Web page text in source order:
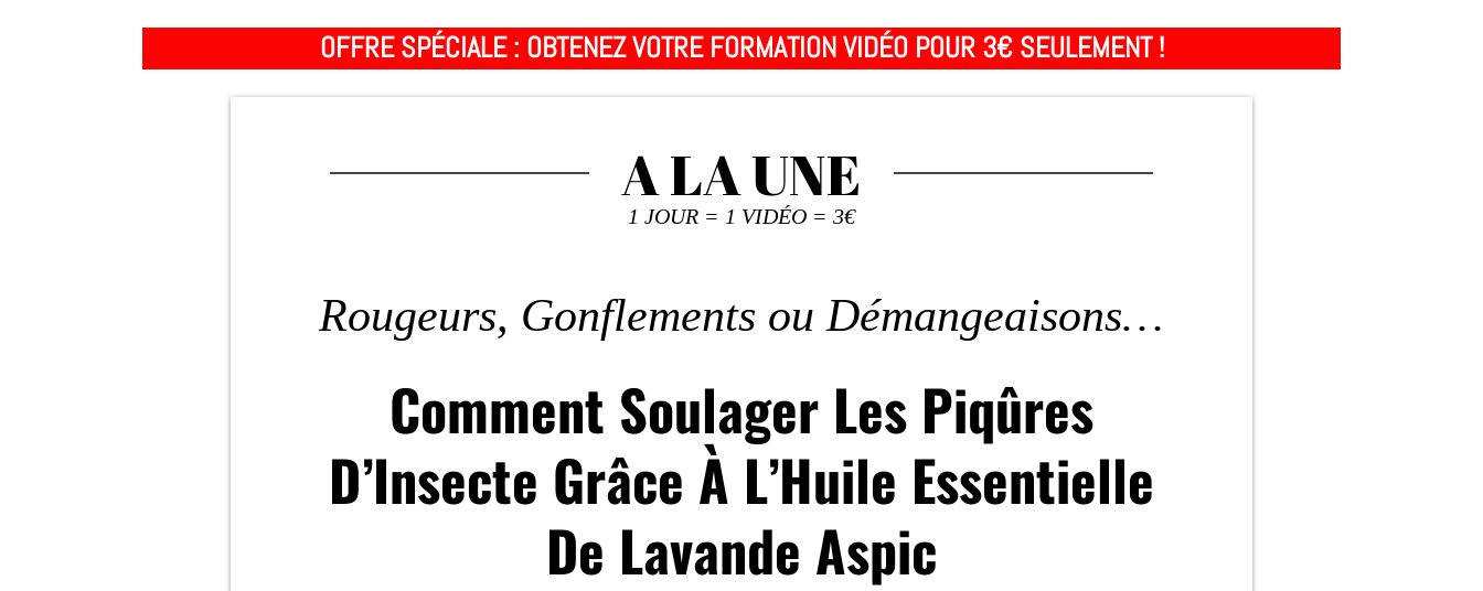
OFFRE SPÉCIALE : OBTENEZ VOTRE FORMATION VIDÉO POUR 3€ SEULEMENT !
A LA UNE
1 JOUR = 1 VIDÉO = 3€
Rougeurs, Gonflements ou Démangeaisons…
Comment Soulager Les Piqûres
D’Insecte Grâce À L’Huile Essentielle
De Lavande Aspic